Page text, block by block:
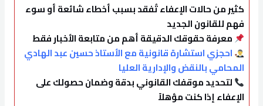
كثير من حالات الإعفاء تُفقد بسبب أخطاء شائعة أو سوء
فهم للقانون الجديد
معرفة حقوقك الدقيقة أهم من متابعة الأخبار فقط
احجزي استشارة قانونية مع الأستاذ حسين عبد الهادي
المحامي بالنقض والإدارية العليا
لتحديد موقفك القانوني بدقة وضمان حصولك على
الإعفاء إذا كنت مؤهلاً